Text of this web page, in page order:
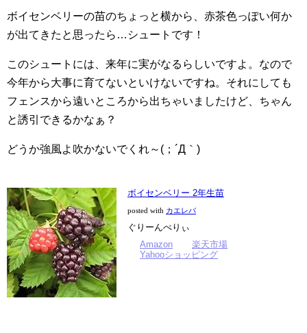
ボイセンベリーの苗のちょっと横から、赤茶色っぽい何か
が出てきたと思ったら…シュートです！
このシュートには、来年に実がなるらしいですよ。なので
今年から大事に育てないといけないですね。それにしても
フェンスから遠いところから出ちゃいましたけど、ちゃん
と誘引できるかなぁ？
どうか強風よ吹かないでくれ～(；´Д｀)
ボイセンベリー 2年生苗
posted with カエレバ
ぐりーんべりぃ
Amazon
楽天市場
Yahooショッピング